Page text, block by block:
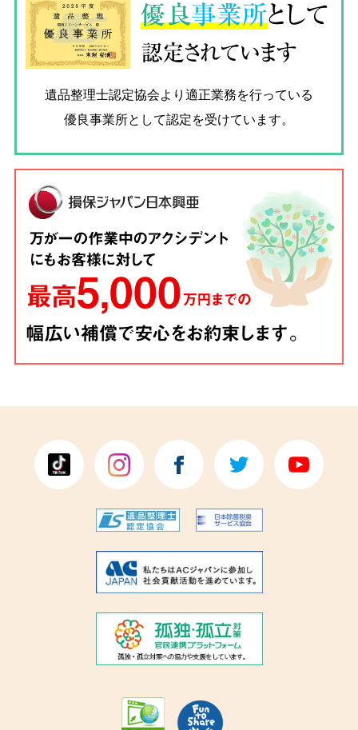
優良事業所として
認定されています
遺品整理士認定協会より適正業務を行っている
優良事業所として認定を受けています。